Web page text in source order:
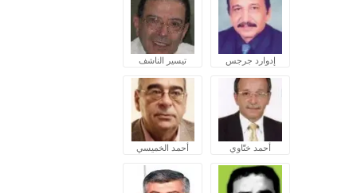
إدوارد جرجس تيسير الناشف
أحمد ختّاوي أحمد الخميسي